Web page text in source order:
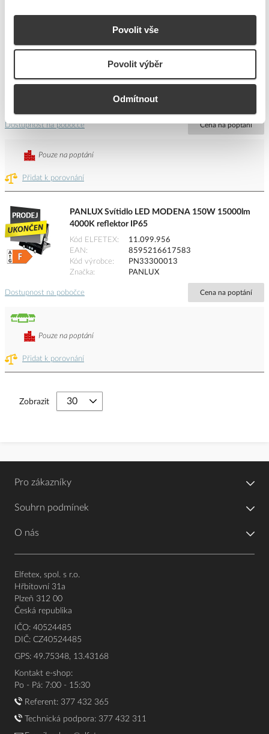
Povolit vše
Povolit výběr
Odmítnout
PANLUX Svítidlo LED MODENA 20W 2000lm
EAN
8595216617538
PN33300008
Dostupnost na pobočce Cena na poptání
Přidat k porovnání
Pouze na poptání
PANLUX Svítidlo LED MODENA 150W 15000lm
4000K reflektor IP65
Kód ELFETEX
11.099.956
EAN
8595216617583
Kód výrobce
PN33300013
Značka
PANLUX
Dostupnost na pobočce Cena na poptání
Přidat k porovnání
Pouze na poptání
Zobrazit
Pro zákazníky
Souhrn podmínek
O nás
Elfetex, spol. s r.o.
Hřbitovní 31a
Plzeň 312 00
Česká republika
IČO: 40524485
DIČ: CZ40524485
GPS: 49.75348, 13.43168
Kontakt e-shop:
Po - Pá: 7:00 - 15:30
Referent: 377 432 365
Technická podpora: 377 432 311